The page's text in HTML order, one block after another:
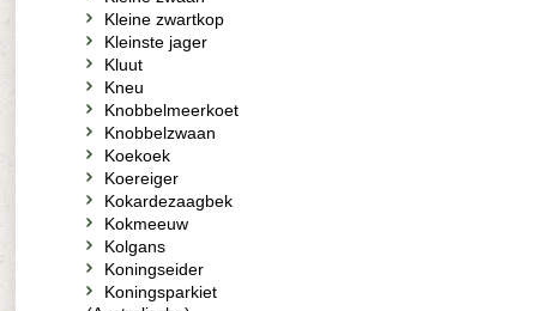
Kleine zwartkop
Kleinste jager
Kluut
Kneu
Knobbelmeerkoet
Knobbelzwaan
Koekoek
Koereiger
Kokardezaagbek
Kokmeeuw
Kolgans
Koningseider
Koningsparkiet